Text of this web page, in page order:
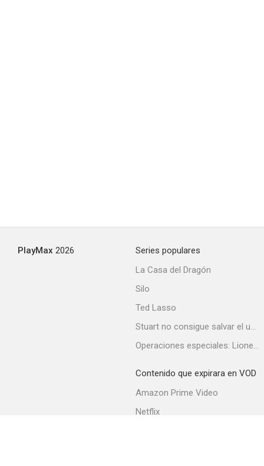
PlayMax 2026
Series populares
La Casa del Dragón
Silo
Ted Lasso
Stuart no consigue salvar el universo
Operaciones especiales: Lioness
Contenido que expirara en VOD
Amazon Prime Video
Netflix